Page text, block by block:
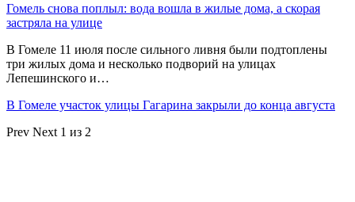
Гомель снова поплыл: вода вошла в жилые дома, а скорая
застряла на улице
В Гомеле 11 июля после сильного ливня были подтоплены
три жилых дома и несколько подворий на улицах
Лепешинского и…
В Гомеле участок улицы Гагарина закрыли до конца августа
Prev Next 1 из 2